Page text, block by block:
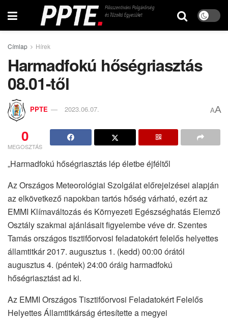
Címlap Hírek
Harmadfokú hőségriasztás
08.01-től
PPTE 2023.06.07. AA
0
MEGOSZTÁS
„Harmadfokú hőségriasztás lép életbe éjféltől
Az Országos Meteorológiai Szolgálat előrejelzései alapján
az elkövetkező napokban tartós hőség várható, ezért az
EMMI Klímaváltozás és Környezeti Egészséghatás Elemző
Osztály szakmai ajánlásait figyelembe véve dr. Szentes
Tamás országos tisztifőorvosi feladatokért felelős helyettes
államtitkár 2017. augusztus 1. (kedd) 00:00 órától
augusztus 4. (péntek) 24:00 óráig harmadfokú
hőségriasztást ad ki.
Az EMMI Országos Tisztifőorvosi Feladatokért Felelős
Helyettes Államtitkárság értesítette a megyei